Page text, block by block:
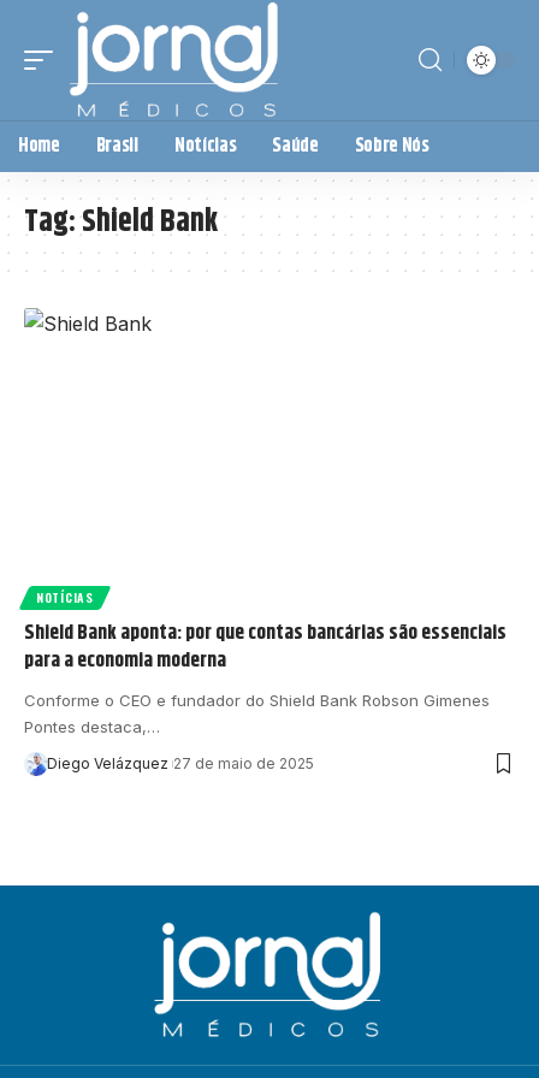
Home Brasil Notícias Saúde Sobre Nós
Tag:Shield Bank
NOTÍCIAS
Shield Bank aponta: por que contas bancárias são essenciais
para a economia moderna
Conforme o CEO e fundador do Shield Bank Robson Gimenes
Pontes destaca,…
Diego Velázquez 27 de maio de 2025